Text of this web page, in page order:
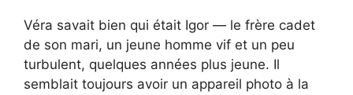
Véra savait bien qui était Igor — le frère cadet
de son mari, un jeune homme vif et un peu
turbulent, quelques années plus jeune. Il
semblait toujours avoir un appareil photo à la